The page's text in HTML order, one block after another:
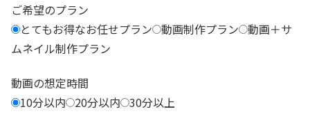
ご希望のプラン
とてもお得なお任せプラン 動画制作プラン 動画＋サ
ムネイル制作プラン
動画の想定時間
10分以内
20分以内 30分以上